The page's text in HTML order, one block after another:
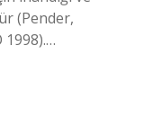
(Pender,
1998).…